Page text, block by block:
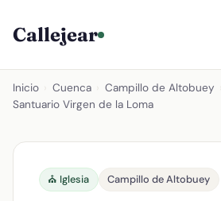
Callejear
Inicio Cuenca Campillo de Altobuey
Santuario Virgen de la Loma
⛪ Iglesia Campillo de Altobuey